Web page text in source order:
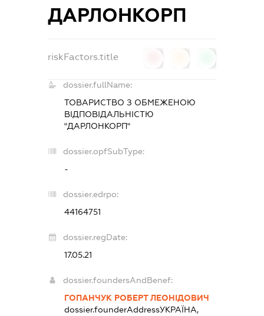
ДАРЛОНКОРП
riskFactors.title
dossier.fullName:
ТОВАРИСТВО З ОБМЕЖЕНОЮ
ВІДПОВІДАЛЬНІСТЮ
"ДАРЛОНКОРП"
dossier.opfSubType:
-
dossier.edrpo:
44164751
dossier.regDate:
17.05.21
dossier.foundersAndBenef:
ГОПАНЧУК РОБЕРТ ЛЕОНІДОВИЧ
dossier.founderAddressУКРАЇНА,